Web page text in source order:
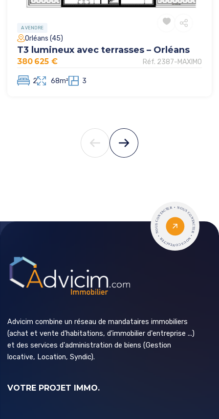
A VENDRE
Réf. 2387-MAXIMO
Orléans (45)
T3 lumineux avec terrasses – Orléans
2 68m² 3
380 625 €
Advicim combine un réseau de mandataires immobiliers
(achat et vente d'habitations, d'immobilier d'entreprise ...)
et des services d'administration de biens (Gestion
locative, Location, Syndic).
VOTRE PROJET IMMO.